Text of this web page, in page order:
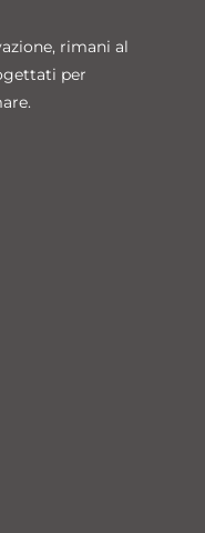
rimani al
per